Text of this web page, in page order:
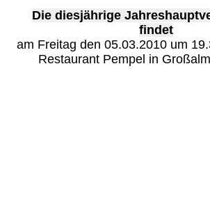
Die diesjährige
findet
am Freitag den 05.03.2010 um
Restaurant Pempel in